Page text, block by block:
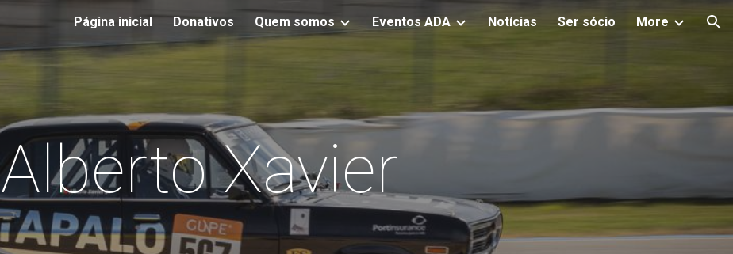
Skip to main content Skip to navigation
Página inicial Donativos Quem somos Eventos ADA Notícias Ser sócio More
Alberto Xavier